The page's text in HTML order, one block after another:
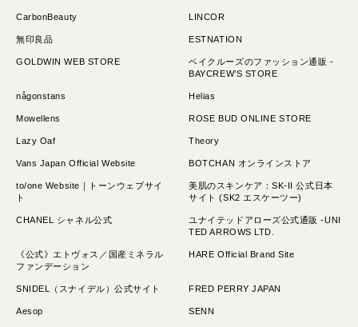
CarbonBeauty LINCOR
無印良品 ESTNATION
GOLDWIN WEB STORE
ベイクルーズのファッション通販 -
BAYCREW’S STORE
någonstans Helias
Mowellens ROSE BUD ONLINE STORE
Lazy Oaf Theory
Vans Japan Official Website BOTCHAN オンラインストア
to/one Website｜トーンウェブサイ
ト
美肌のスキンケア：SK-II 公式日本
サイト (SK2 エスケーツー)
CHANEL シャネル公式
ユナイテッドアローズ公式通販 -UNI
TED ARROWS LTD.
《公式》エトヴォス／国産ミネラル
ファンデーション
HARE Official Brand Site
SNIDEL（スナイデル）公式サイト FRED PERRY JAPAN
Aesop SENN